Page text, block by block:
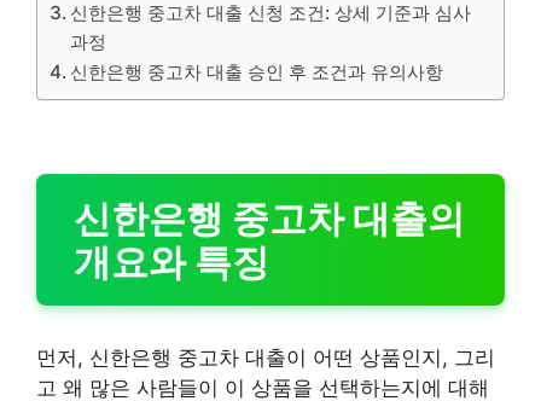
신한은행 중고차 대출 신청 조건: 상세 기준과 심사
과정
신한은행 중고차 대출 승인 후 조건과 유의사항
신한은행 중고차 대출의
개요와 특징
먼저, 신한은행 중고차 대출이 어떤 상품인지, 그리
고 왜 많은 사람들이 이 상품을 선택하는지에 대해